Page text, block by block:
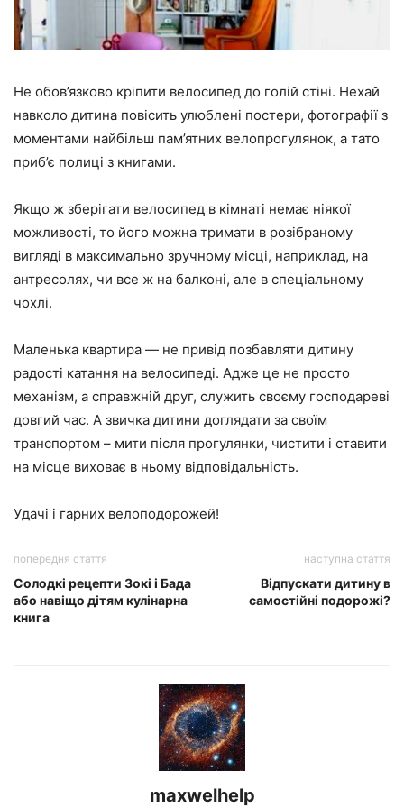
Не обов’язково кріпити велосипед до голій стіні. Нехай
навколо дитина повісить улюблені постери, фотографії з
моментами найбільш пам’ятних велопрогулянок, а тато
приб’є полиці з книгами.
Якщо ж зберігати велосипед в кімнаті немає ніякої
можливості, то його можна тримати в розібраному
вигляді в максимально зручному місці, наприклад, на
антресолях, чи все ж на балконі, але в спеціальному
чохлі.
Маленька квартира — не привід позбавляти дитину
радості катання на велосипеді. Адже це не просто
механізм, а справжній друг, служить своєму господареві
довгий час. А звичка дитини доглядати за своїм
транспортом – мити після прогулянки, чистити і ставити
на місце виховає в ньому відповідальність.
Удачі і гарних велоподорожей!
попередня стаття
Солодкі рецепти Зокі і Бада
або навіщо дітям кулінарна
книга
наступна стаття
Відпускати дитину в
самостійні подорожі?
maxwelhelp